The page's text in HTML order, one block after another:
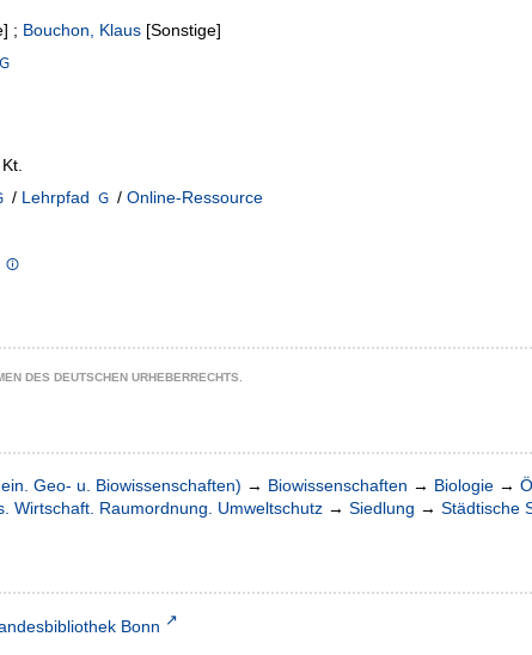
; Bouchon, Klaus [Sonstige]
/ Lehrpfad / Online-Ressource
DES DEUTSCHEN URHEBERRECHTS.
Geo- u. Biowissenschaften) → Biowissenschaften → Biologie →
Wirtschaft. Raumordnung. Umweltschutz → Siedlung → Städtische
Bonn